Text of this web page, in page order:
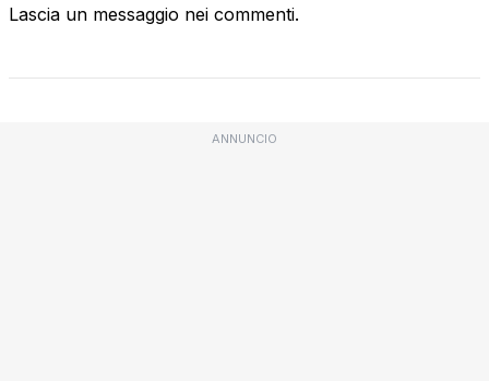
Lascia un messaggio nei commenti.
ANNUNCIO